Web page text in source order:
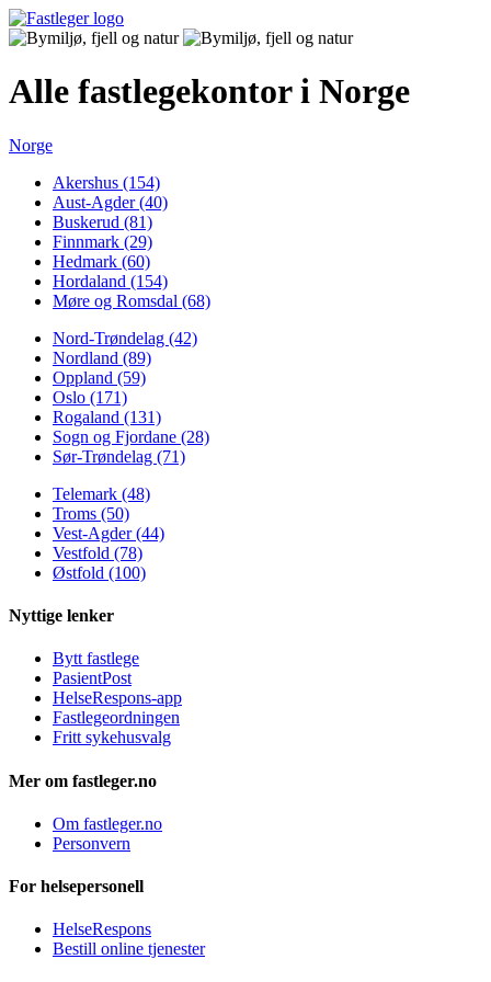
Alle fastlegekontor i Norge
Norge
Akershus (154)
Aust-Agder (40)
Buskerud (81)
Finnmark (29)
Hedmark (60)
Hordaland (154)
Møre og Romsdal (68)
Nord-Trøndelag (42)
Nordland (89)
Oppland (59)
Oslo (171)
Rogaland (131)
Sogn og Fjordane (28)
Sør-Trøndelag (71)
Telemark (48)
Troms (50)
Vest-Agder (44)
Vestfold (78)
Østfold (100)
Nyttige lenker
Bytt fastlege
PasientPost
HelseRespons-app
Fastlegeordningen
Fritt sykehusvalg
Mer om fastleger.no
Om fastleger.no
Personvern
For helsepersonell
HelseRespons
Bestill online tjenester